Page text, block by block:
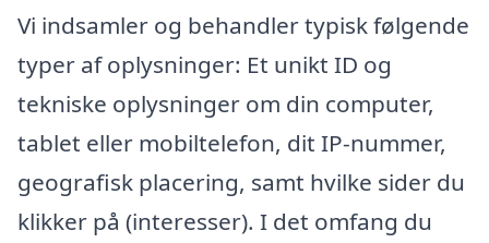
Vi indsamler og behandler typisk følgende
typer af oplysninger: Et unikt ID og
tekniske oplysninger om din computer,
tablet eller mobiltelefon, dit IP-nummer,
geografisk placering, samt hvilke sider du
klikker på (interesser). I det omfang du